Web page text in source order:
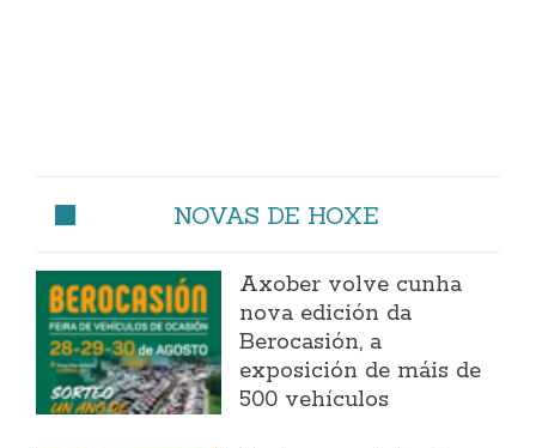
NOVAS DE HOXE
Axober volve cunha
nova edición da
Berocasión, a
exposición de máis de
500 vehículos